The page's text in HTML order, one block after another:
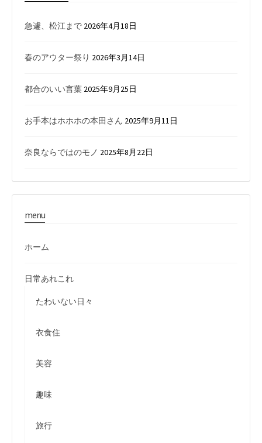
急遽、松江まで 2026年4月18日
春のアウター祭り 2026年3月14日
都合のいい言葉 2025年9月25日
お手本はホホホの本田さん 2025年9月11日
奈良ならではのモノ 2025年8月22日
menu
ホーム
日常あれこれ
たわいない日々
衣食住
美容
趣味
旅行